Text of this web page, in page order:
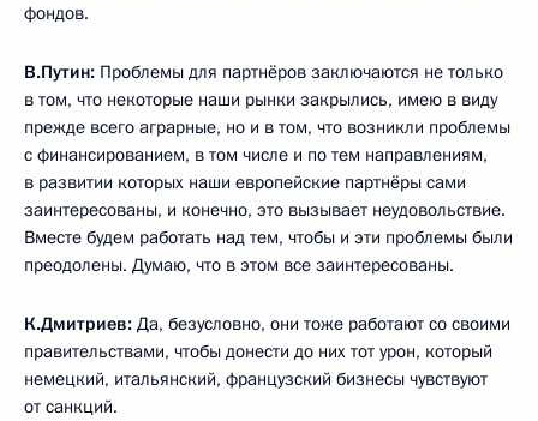
фондов.
В.Путин: Проблемы для партнёров заключаются не только
в том, что некоторые наши рынки закрылись, имею в виду
прежде всего аграрные, но и в том, что возникли проблемы
с финансированием, в том числе и по тем направлениям,
в развитии которых наши европейские партнёры сами
заинтересованы, и конечно, это вызывает неудовольствие.
Вместе будем работать над тем, чтобы и эти проблемы были
преодолены. Думаю, что в этом все заинтересованы.
К.Дмитриев: Да, безусловно, они тоже работают со своими
правительствами, чтобы донести до них тот урон, который
немецкий, итальянский, французский бизнесы чувствуют
от санкций.